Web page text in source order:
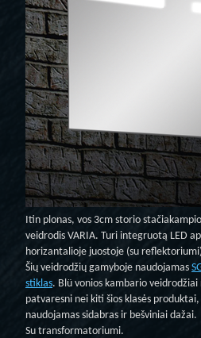
Itin plonas, vos 3cm storio
veidrodis VARIA. Turi integruotą LED
horizantalioje juostoje (su
Šių veidrodžių gamyboje naudojamas
stiklas. Blü vonios kambario veidrodžiai
patvaresni nei kiti šios klasės
naudojamas sidabras ir bešviniai dažai.
Su transformatoriumi.